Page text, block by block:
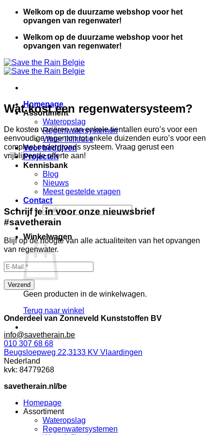
Welkom op de duurzame webshop voor het
opvangen van regenwater!
Welkom op de duurzame webshop voor het
opvangen van regenwater!
Homepage
Assortiment
Wateropslag
Regenwatersystemen
Water Infiltratie
Voor bedrijven
Projecten
Kennisbank
Blog
Nieuws
Meest gestelde vragen
Contact
Zoeken
naar:
Winkelwagen
Geen producten in de winkelwagen.
Terug naar winkel
Wat kost een regenwatersysteem?
De kosten variëren van enkele tientallen euro’s voor een
eenvoudige regenton tot enkele duizenden euro’s voor een
compleet ondergronds systeem. Vraag gerust een
vrijblijvende offerte aan!
Schrijf je in voor onze nieuwsbrief
#savetherain
Blijf op de hoogte van alle actualiteiten van het opvangen
van regenwater.
Onderdeel van Zonneveld Kunststoffen BV
info@savetherain.be
010 307 68 68
Beugsloepweg 22,3133 KV Vlaardingen
Nederland
kvk: 84779268
savetherain.nl/be
Homepage
Assortiment
Wateropslag
Regenwatersystemen